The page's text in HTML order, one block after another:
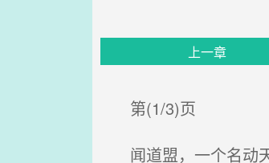
上一章
第(1/3)页
闻道盟，一个名动